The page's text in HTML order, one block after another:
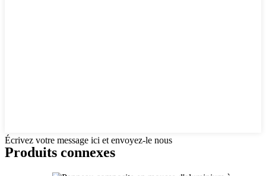
Écrivez votre message ici et envoyez-le nous
Produits connexes